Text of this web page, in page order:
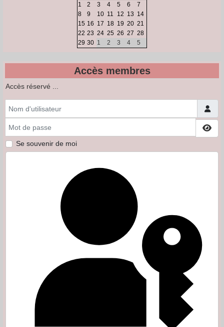
1
2 3 4 5 6
7
8
9 10 11 12 13 14
15 16 17 18 19 20 21
22 23 24 25 26 27 28
29 30 1 2 3 4 5
Accès membres
Accès réservé ...
Se souvenir de moi